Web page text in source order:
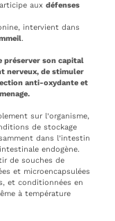
auxdéfenses
intervient dans
.
préserver son capital
nerveux, de stimuler
anti-oxydante et
sur l’organisme,
de stockage
dans l’intestin
endogène.
de souches de
et microencapsulées
et conditionnées en
à température